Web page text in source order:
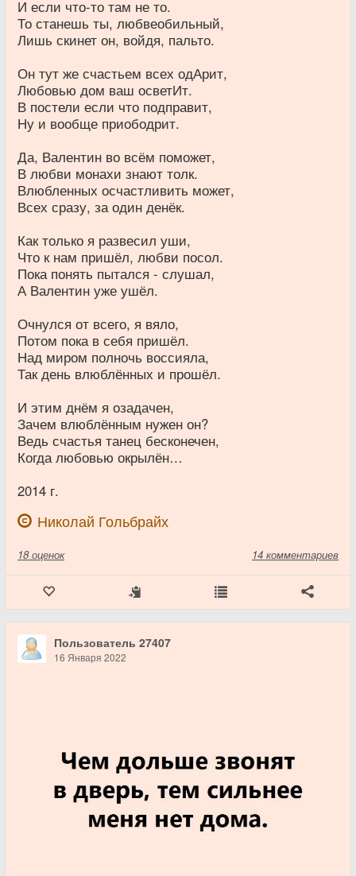
И если что-то там не то.
То станешь ты, любвеобильный,
Лишь скинет он, войдя, пальто.
Он тут же счастьем всех одАрит,
Любовью дом ваш осветИт.
В постели если что подправит,
Ну и вообще приободрит.
Да, Валентин во всём поможет,
В любви монахи знают толк.
Влюбленных осчастливить может,
Всех сразу, за один денёк.
Как только я развесил уши,
Что к нам пришёл, любви посол.
Пока понять пытался - слушал,
А Валентин уже ушёл.
Очнулся от всего, я вяло,
Потом пока в себя пришёл.
Над миром полночь воссияла,
Так день влюблённых и прошёл.
И этим днём я озадачен,
Зачем влюблённым нужен он?
Ведь счастья танец бесконечен,
Когда любовью окрылён…
2014 г.
Николай Гольбрайх
18 оценок 14 комментариев
Пользователь 27407
16 Января 2022